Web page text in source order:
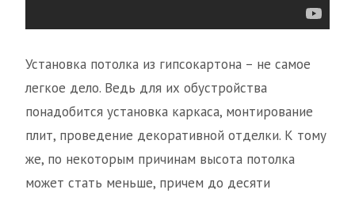
Установка потолка из гипсокартона – не самое
легкое дело. Ведь для их обустройства
понадобится установка каркаса, монтирование
плит, проведение декоративной отделки. К тому
же, по некоторым причинам высота потолка
может стать меньше, причем до десяти